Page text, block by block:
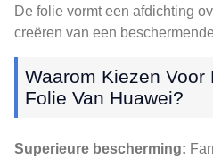
De folie vormt een afdichting
creëren van een
Waarom Kiezen Voor
Folie Van Huawei?
Superieure bescherming: